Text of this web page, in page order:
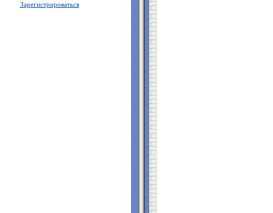
Зарегистрироваться